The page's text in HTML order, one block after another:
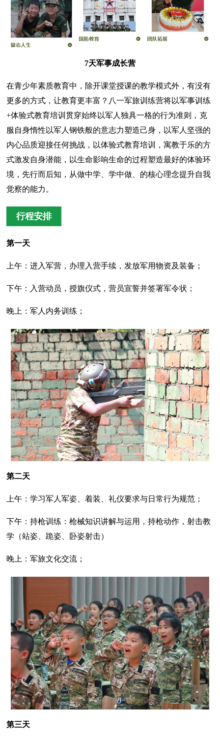
7天军事成长营
在青少年素质教育中，除开课堂授课的教学模式外，有没有
更多的方式，让教育更丰富？八一军旅训练营将以军事训练
+体验式教育培训贯穿始终以军人独具一格的行为准则，克
服自身惰性以军人钢铁般的意志力塑造己身，以军人坚强的
内心品质迎接任何挑战，以体验式教育培训，寓教于乐的方
式激发自身潜能，以生命影响生命的过程塑造最好的体验环
境，先行而后知，从做中学、学中做、的核心理念提升自我
觉察的能力。
行程安排
第一天
上午：进入军营，办理入营手续，发放军用物资及装备；
下午：入营动员，授旗仪式，营员宣誓并签署军令状；
晚上：军人内务训练；
第二天
上午：学习军人军姿、着装、礼仪要求与日常行为规范；
下午：持枪训练：枪械知识讲解与运用，持枪动作，射击教
学（站姿、跪姿、卧姿射击）
晚上：军旅文化交流；
第三天